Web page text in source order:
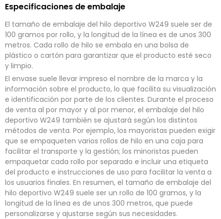
Especificaciones de embalaje
El tamaño de embalaje del hilo deportivo W249 suele ser de
100 gramos por rollo, y la longitud de la línea es de unos 300
metros. Cada rollo de hilo se embala en una bolsa de
plástico o cartón para garantizar que el producto esté seco
y limpio.
El envase suele llevar impreso el nombre de la marca y la
información sobre el producto, lo que facilita su visualización
e identificación por parte de los clientes. Durante el proceso
de venta al por mayor y al por menor, el embalaje del hilo
deportivo W249 también se ajustará según los distintos
métodos de venta. Por ejemplo, los mayoristas pueden exigir
que se empaqueten varios rollos de hilo en una caja para
facilitar el transporte y la gestión; los minoristas pueden
empaquetar cada rollo por separado e incluir una etiqueta
del producto e instrucciones de uso para facilitar la venta a
los usuarios finales. En resumen, el tamaño de embalaje del
hilo deportivo W249 suele ser un rollo de 100 gramos, y la
longitud de la línea es de unos 300 metros, que puede
personalizarse y ajustarse según sus necesidades.